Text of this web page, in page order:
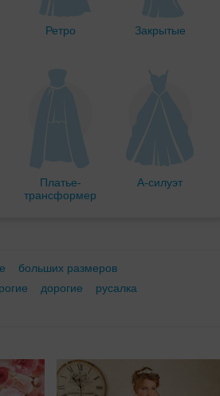
Ретро Закрытые
Платье-
трансформер
А-силуэт
больших размеров
дорогие
русалка